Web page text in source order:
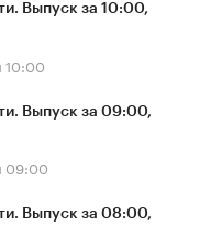
Выпуск за 10:00,
10:00
Выпуск за 09:00,
09:00
Выпуск за 08:00,